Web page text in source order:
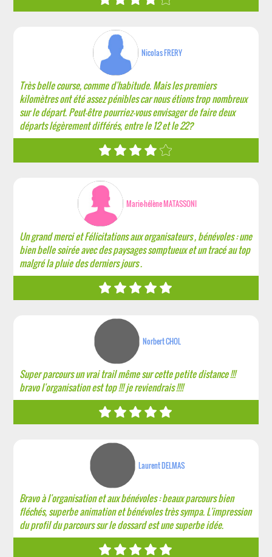
Nicolas FRERY
Très belle course, comme d'habitude. Mais les premiers
kilomètres ont été assez pénibles car nous étions trop nombreux
sur le départ. Peut-être pourriez-vous envisager de faire deux
départs légèrement différés, entre le 12 et le 22?
Marie-hélène MATASSONI
Un grand merci et Félicitations aux organisateurs , bénévoles : une
bien belle soirée avec des paysages somptueux et un tracé au top
malgré la pluie des derniers jours .
Norbert CHOL
Super parcours un vrai trail même sur cette petite distance !!!
bravo l'organisation est top !!! je reviendrais !!!!
Laurent DELMAS
Bravo à l'organisation et aux bénévoles : beaux parcours bien
fléchés, superbe animation et bénévoles très sympa. L'impression
du profil du parcours sur le dossard est une superbe idée.